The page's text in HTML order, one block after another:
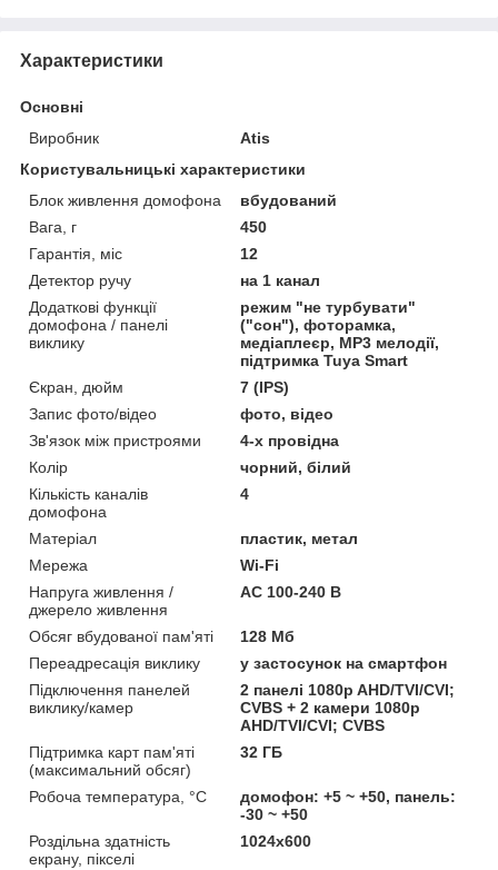
Характеристики
Основні
Виробник
Atis
Користувальницькі характеристики
Блок живлення домофона
вбудований
Вага, г
450
Гарантія, міс
12
Детектор ручу
на 1 канал
Додаткові функції
домофона / панелі
виклику
режим "не турбувати"
("сон"), фоторамка,
медіаплеєр, MP3 мелодії,
підтримка Tuya Smart
Єкран, дюйм
7 (IPS)
Запис фото/відео
фото, відео
Зв'язок між пристроями
4-х провідна
Колір
чорний, білий
Кількість каналів
домофона
4
Матеріал
пластик, метал
Мережа
Wi-Fi
Напруга живлення /
джерело живлення
AC 100-240 В
Обсяг вбудованої пам'яті
128 Мб
Переадресація виклику
у застосунок на смартфон
Підключення панелей
виклику/камер
2 панелі 1080p AHD/TVI/CVI;
CVBS + 2 камери 1080p
AHD/TVI/CVI; CVBS
Підтримка карт пам'яті
(максимальний обсяг)
32 ГБ
Робоча температура, °C
домофон: +5 ~ +50, панель:
-30 ~ +50
Роздільна здатність
екрану, пікселі
1024х600